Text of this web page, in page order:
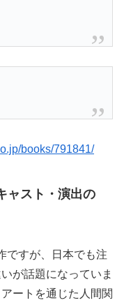
books/791841/
ャスト・演出の
ですが、日本でも注
が話題になっていま
ートを通じた人間関